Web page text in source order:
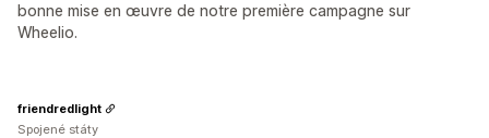
bonne mise en œuvre de notre première campagne sur
Wheelio.
friendredlight
Spojené státy